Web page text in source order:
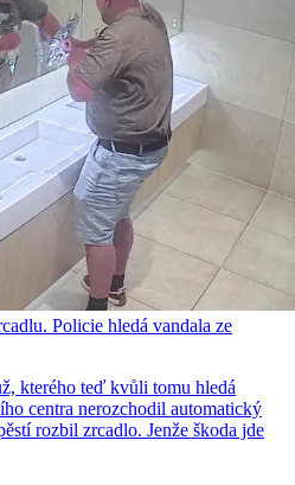
Policie hledá vandala ze
kterého teď kvůli tomu hledá
centra nerozchodil automatický
rozbil zrcadlo. Jenže škoda jde